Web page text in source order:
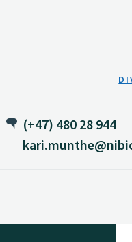
(+47) 480 28 944